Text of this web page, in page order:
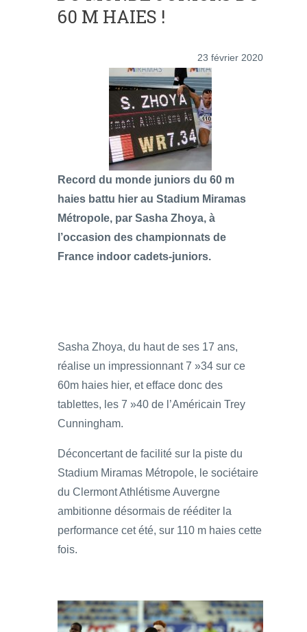
60 M HAIES !
23 février 2020
Record du monde juniors du 60 m
haies battu hier au Stadium Miramas
Métropole, par Sasha Zhoya, à
l’occasion des championnats de
France indoor cadets-juniors.
Sasha Zhoya, du haut de ses 17 ans,
réalise un impressionnant 7 »34 sur ce
60m haies hier, et efface donc des
tablettes, les 7 »40 de l’Américain Trey
Cunningham.
Déconcertant de facilité sur la piste du
Stadium Miramas Métropole, le sociétaire
du Clermont Athlétisme Auvergne
ambitionne désormais de rééditer la
performance cet été, sur 110 m haies cette
fois.